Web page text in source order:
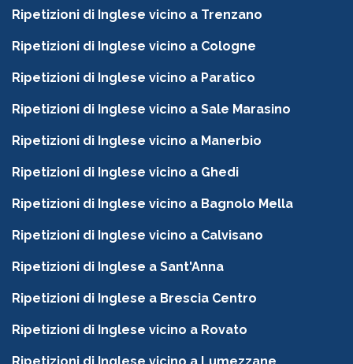
Ripetizioni di Inglese vicino a Trenzano
Ripetizioni di Inglese vicino a Cologne
Ripetizioni di Inglese vicino a Paratico
Ripetizioni di Inglese vicino a Sale Marasino
Ripetizioni di Inglese vicino a Manerbio
Ripetizioni di Inglese vicino a Ghedi
Ripetizioni di Inglese vicino a Bagnolo Mella
Ripetizioni di Inglese vicino a Calvisano
Ripetizioni di Inglese a Sant'Anna
Ripetizioni di Inglese a Brescia Centro
Ripetizioni di Inglese vicino a Rovato